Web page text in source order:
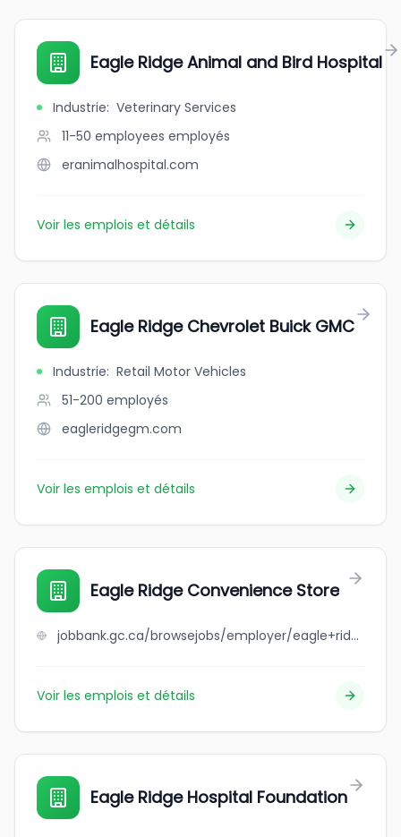
Eagle Ridge Animal and Bird Hospital
Industrie: Veterinary Services
11-50 employees employés
eranimalhospital.com
Voir les emplois et détails
Eagle Ridge Chevrolet Buick GMC
Industrie: Retail Motor Vehicles
51-200 employés
eagleridgegm.com
Voir les emplois et détails
Eagle Ridge Convenience Store
jobbank.gc.ca/browsejobs/employer/eagle+ridge+convenience+store/ca
Voir les emplois et détails
Eagle Ridge Hospital Foundation